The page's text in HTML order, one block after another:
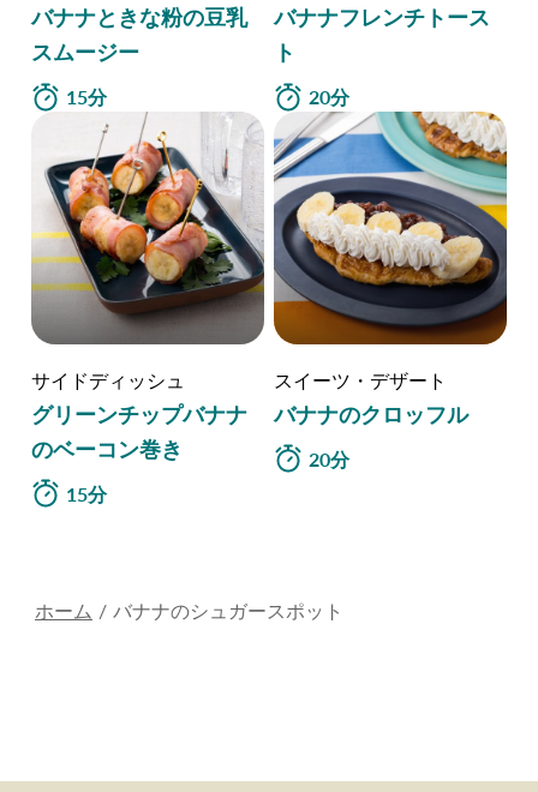
バナナときな粉の豆乳
スムージー
15分
バナナフレンチトース
ト
20分
サイドディッシュ
グリーンチップバナナ
のベーコン巻き
15分
スイーツ・デザート
バナナのクロッフル
20分
ホーム バナナのシュガースポット